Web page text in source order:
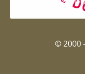
© 2000